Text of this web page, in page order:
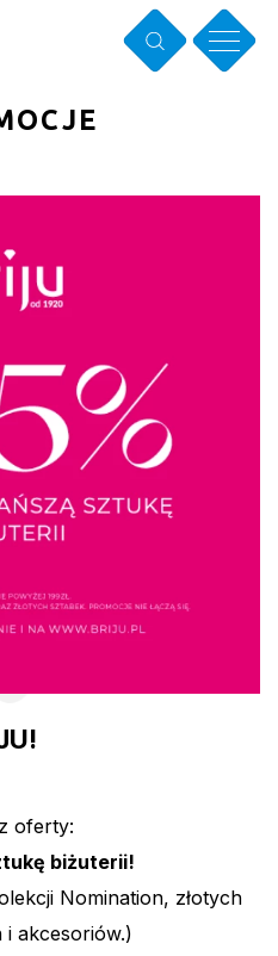
oferty:
biżuterii!
Nomination, złotych
i akcesoriów.)